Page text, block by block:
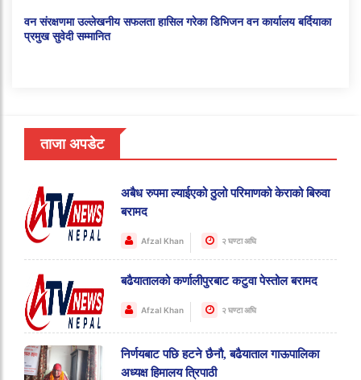
वन संरक्षणमा उल्लेखनीय सफलता हासिल गरेका डिभिजन वन कार्यालय बर्दियाका
प्रमुख सुवेदी सम्मानित
ताजा अपडेट
अबैध रुपमा ल्याईएको ठुलो परिमाणको केराको बिरुवा
बरामद
Afzal Khan २ घण्टा अघि
बढैयातालको कर्णालीपुरबाट कटुवा पेस्तोल बरामद
Afzal Khan २ घण्टा अघि
निर्णयबाट पछि हटने छैनौ, बढैयाताल गाऊपालिका
अध्यक्ष हिमालय त्रिपाठी